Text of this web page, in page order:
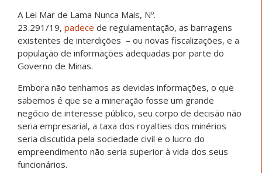
A Lei Mar de Lama Nunca Mais, Nº.
23.291/19, padece de regulamentação, as barragens
existentes de interdições – ou novas fiscalizações, e a
população de informações adequadas por parte do
Governo de Minas.
Embora não tenhamos as devidas informações, o que
sabemos é que se a mineração fosse um grande
negócio de interesse público, seu corpo de decisão não
seria empresarial, a taxa dos royalties dos minérios
seria discutida pela sociedade civil e o lucro do
empreendimento não seria superior à vida dos seus
funcionários.